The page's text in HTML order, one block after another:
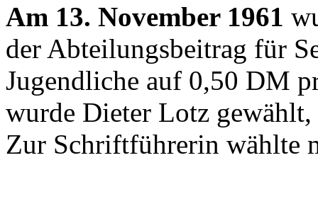
Am 13. November 1961
der Abteilungsbeitrag für
Jugendliche auf 0,50 DM
wurde Dieter Lotz gewählt,
Zur Schriftführerin wählte